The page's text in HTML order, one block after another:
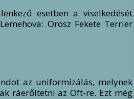
esetben a viselkedését
Orosz Fekete Terrier
az uniformizálás, melynek
ráerőltetni az Oft-re. Ezt még